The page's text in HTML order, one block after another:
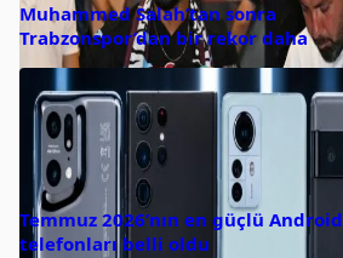
Muhammed Salah’tan sonra
Trabzonspor’dan bir rekor daha
Temmuz 2026’nın en güçlü Android
telefonları belli oldu